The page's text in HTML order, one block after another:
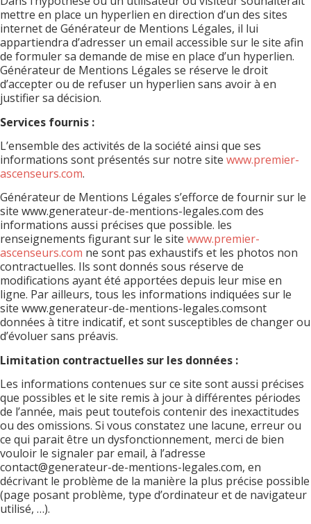
mettre en place un hyperlien en direction d’un des sites
internet de Générateur de Mentions Légales, il lui
appartiendra d’adresser un email accessible sur le site afin
de formuler sa demande de mise en place d’un hyperlien.
Générateur de Mentions Légales se réserve le droit
d’accepter ou de refuser un hyperlien sans avoir à en
justifier sa décision.
Services fournis :
L’ensemble des activités de la société ainsi que ses
informations sont présentés sur notre site www.premier-
ascenseurs.com.
Générateur de Mentions Légales s’efforce de fournir sur le
site www.generateur-de-mentions-legales.com des
informations aussi précises que possible. les
renseignements figurant sur le site www.premier-
ascenseurs.com ne sont pas exhaustifs et les photos non
contractuelles. Ils sont donnés sous réserve de
modifications ayant été apportées depuis leur mise en
ligne. Par ailleurs, tous les informations indiquées sur le
site www.generateur-de-mentions-legales.comsont
données à titre indicatif, et sont susceptibles de changer ou
d’évoluer sans préavis.
Limitation contractuelles sur les données :
Les informations contenues sur ce site sont aussi précises
que possibles et le site remis à jour à différentes périodes
de l’année, mais peut toutefois contenir des inexactitudes
ou des omissions. Si vous constatez une lacune, erreur ou
ce qui parait être un dysfonctionnement, merci de bien
vouloir le signaler par email, à l’adresse
contact@generateur-de-mentions-legales.com, en
décrivant le problème de la manière la plus précise possible
(page posant problème, type d’ordinateur et de navigateur
utilisé, …).